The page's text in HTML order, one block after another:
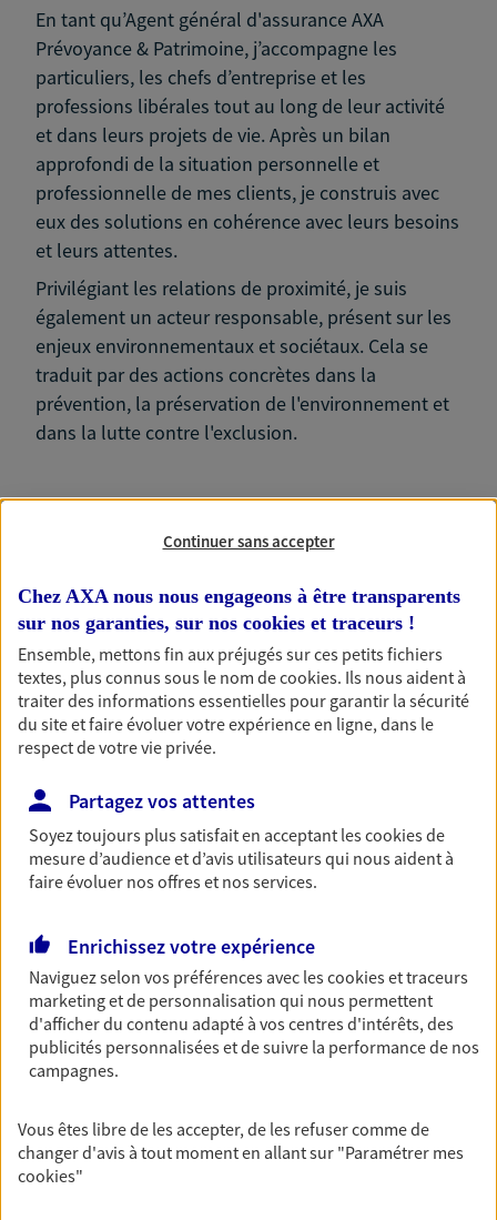
En tant qu’Agent général d'assurance AXA
Prévoyance & Patrimoine, j’accompagne les
particuliers, les chefs d’entreprise et les
professions libérales tout au long de leur activité
et dans leurs projets de vie. Après un bilan
approfondi de la situation personnelle et
professionnelle de mes clients, je construis avec
eux des solutions en cohérence avec leurs besoins
et leurs attentes.
Privilégiant les relations de proximité, je suis
également un acteur responsable, présent sur les
enjeux environnementaux et sociétaux. Cela se
traduit par des actions concrètes dans la
prévention, la préservation de l'environnement et
dans la lutte contre l'exclusion.
Accompagner les
professionnels et les
entreprises
bâtissons ensemble des solutions cohérentes pour
protéger votre activité, vos collaborateurs... mais aussi
vous-même et votre famille.
vie
Achat immobilier, installation, départ à la retraite…
Autant de moments de vie qui nécessitent des solutions
d'assurance et d'épargne. Recevez un conseil d'expert
cohérent avec vos besoins
Vous aider à constituer une
épargne
Continuer sans accepter
Chez AXA nous nous engageons à être transparents
sur nos garanties, sur nos cookies et traceurs !
Ensemble, mettons fin aux préjugés sur ces petits fichiers
textes, plus connus sous le nom decookies. Ils nous aident à
traiter des informations essentielles pour garantir la sécurité
du site et faire évoluer votre expérience en ligne, dans le
respect de votre vie privée.
Partagez vos attentes
Soyez toujours plus satisfait en acceptant lescookiesde
mesure d’audience et d’avis utilisateurs qui nous aident à
faire évoluer nos offres et nos services.
Enrichissez votre expérience
Naviguez selon vos préférences avec lescookies et traceurs
marketing et de personnalisation qui nous permettent
d'afficher du contenu adapté à vos centres d'intérêts, des
publicités personnalisées et de suivre la performance de nos
campagnes.
Vous êtes libre de les accepter, de les refuser comme de
changer d'avis à tout moment en allant sur "Paramétrer mes
cookies"